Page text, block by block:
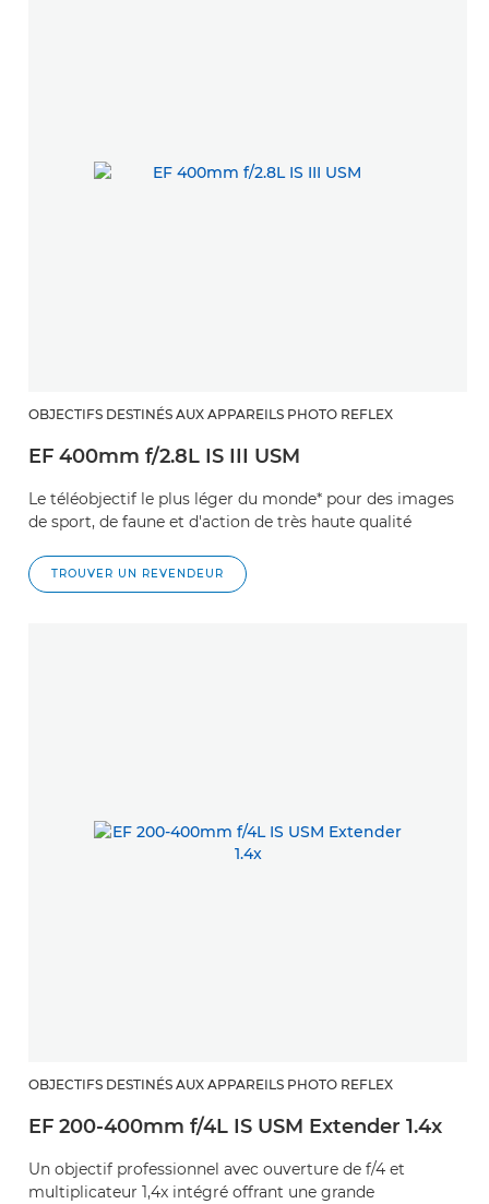
OBJECTIFS DESTINÉS AUX APPAREILS PHOTO REFLEX
EF 400mm f/2.8L IS III USM
Le téléobjectif le plus léger du monde* pour des images
de sport, de faune et d'action de très haute qualité
TROUVER UN REVENDEUR
OBJECTIFS DESTINÉS AUX APPAREILS PHOTO REFLEX
EF 200-400mm f/4L IS USM Extender 1.4x
Un objectif professionnel avec ouverture de f/4 et
multiplicateur 1,4x intégré offrant une grande